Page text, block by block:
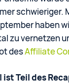
schwieriger.
haben
zu vernetzen
desAffiliate
Teil des